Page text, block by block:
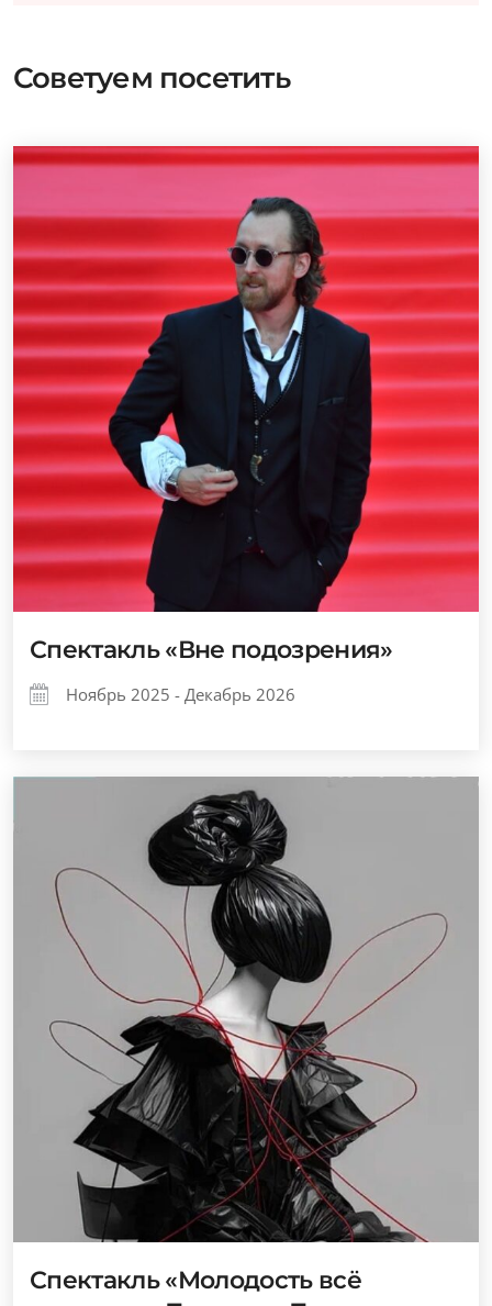
Советуем посетить
Спектакль «Вне подозрения»
Ноябрь 2025 - Декабрь 2026
Спектакль «Молодость всё